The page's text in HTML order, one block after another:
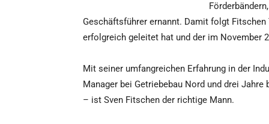
Geschäftsführer ernannt. Damit folgt Fitschen
erfolgreich geleitet hat und der im November
Mit seiner umfangreichen Erfahrung in der
Manager bei Getriebebau Nord und drei
– ist Sven Fitschen der richtige Mann.